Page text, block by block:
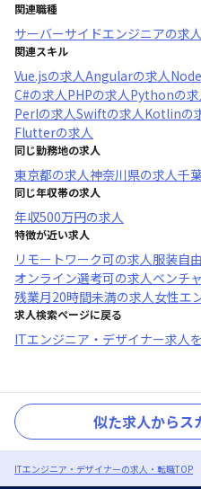
関連職種
サーバーサイドエンジニアの求人
関連スキル
Vue.jsの求人Angularの求人
C#の求人PHPの求人Pythonの
Perlの求人Swiftの求人Kotlinの
Flutterの求人
同じ勤務地の求人
東京都の求人神奈川県の求人千
同じ年収帯の求人
年収500万円の求人
特徴が近い求人
リモートワーク可の求人服装自由
オンライン選考可の求人ベンチ
残業月20時間未満の求人女性エ
求人検索ページに戻る
ITエンジニア・デザイナー求人
似た求人からス
ITエンジニア・デザイナーの求人・転職TOP